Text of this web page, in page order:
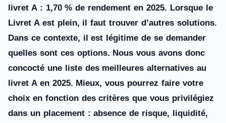
livret A : 1,70 % de rendement en 2025. Lorsque le
Livret A est plein, il faut trouver d’autres solutions.
Dans ce contexte, il est légitime de se demander
quelles sont ces options. Nous vous avons donc
concocté une liste des meilleures alternatives au
livret A en 2025. Mieux, vous pourrez faire votre
choix en fonction des critères que vous privilégiez
dans un placement : absence de risque, liquidité,